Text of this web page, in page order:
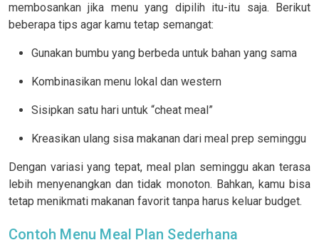
membosankan jika menu yang dipilih itu-itu saja. Berikut
beberapa tips agar kamu tetap semangat:
Gunakan bumbu yang berbeda untuk bahan yang sama
Kombinasikan menu lokal dan western
Sisipkan satu hari untuk “cheat meal”
Kreasikan ulang sisa makanan dari meal prep seminggu
Dengan variasi yang tepat, meal plan seminggu akan terasa
lebih menyenangkan dan tidak monoton. Bahkan, kamu bisa
tetap menikmati makanan favorit tanpa harus keluar budget.
Contoh Menu Meal Plan Sederhana